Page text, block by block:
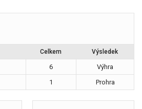
Celkem Výsledek
6
Výhra
1 Prohra